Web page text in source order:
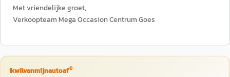
Met vriendelijke groet,
Verkoopteam Mega Occasion Centrum Goes
ikwilvanmijnautoaf®